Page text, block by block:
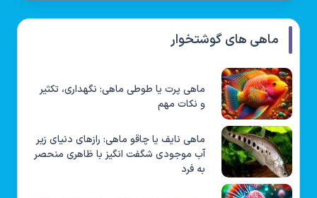
ماهی های گوشتخوار
ماهی پرت یا طوطی ماهی: نگهداری، تکثیر
و نکات مهم
ماهی نایف یا چاقو ماهی: رازهای دنیای زیر
آب موجودی شگفت انگیز با ظاهری منحصر
به فرد